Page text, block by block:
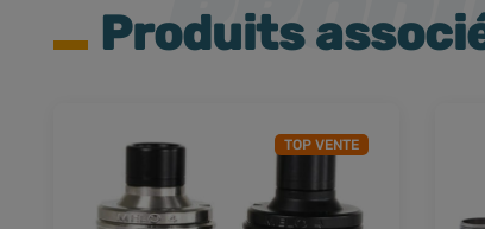
Produits
TOP VENTE